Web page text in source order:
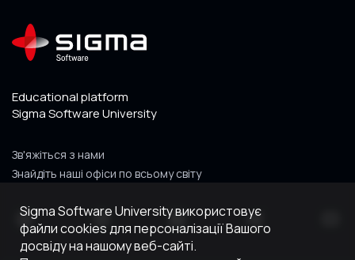
Educational platform
Sigma Software University
Зв'яжіться з нами
Знайдіть наші офіси по всьому світу
Sigma Software University використовує
файли cookies для персоналізації Вашого
досвіду на нашому веб-сайті.